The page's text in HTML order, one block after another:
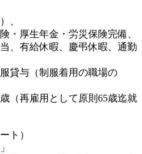
、
・厚生年金・労災保険完備、
、有給休暇、慶弔休暇、通勤
貸与（制服着用の職場の
（再雇用として原則65歳迄就
ト）